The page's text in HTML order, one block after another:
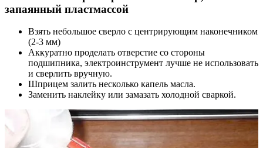
запаянный пластмассой
Взять небольшое сверло с центрирующим наконечником
(2-3 мм)
Аккуратно проделать отверстие со стороны
подшипника, электроинструмент лучше не использовать
и сверлить вручную.
Шприцем залить несколько капель масла.
Заменить наклейку или замазать холодной сваркой.